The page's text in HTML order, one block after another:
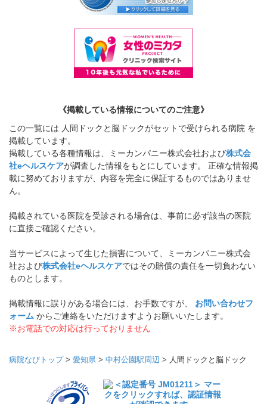
《掲載している情報についてのご注意》
この一覧には 人間ドックと脳ドックがセットで受けられる病院 を
掲載しています。
掲載している各種情報は、ミーカンパニー株式会社および株式会
社eヘルスケアが調査した情報をもとにしています。 正確な情報掲
載に努めておりますが、内容を完全に保証するものではありませ
ん。
掲載されている医院を受診される場合は、事前に必ず該当の医院
に直接ご確認ください。
当サービスによって生じた損害について、ミーカンパニー株式会
社および株式会社eヘルスケアではその賠償の責任を一切負わない
ものとします。
掲載情報に誤りがある場合には、お手数ですが、 お問い合わせフ
ォーム からご連絡をいただけますようお願いいたします。
※お電話での対応は行っておりません
病院なびトップ> 愛知県 > 中村公園駅周辺 > 人間ドックと脳ドック